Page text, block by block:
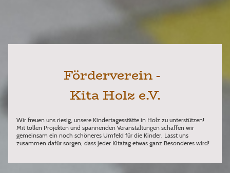
Förderverein -
Kita Holz e.V.
Wir freuen uns riesig, unsere Kindertagesstätte in Holz zu unterstützen!
Mit tollen Projekten und spannenden Veranstaltungen schaffen wir
gemeinsam ein noch schöneres Umfeld für die Kinder. Lasst uns
zusammen dafür sorgen, dass jeder Kitatag etwas ganz Besonderes wird!